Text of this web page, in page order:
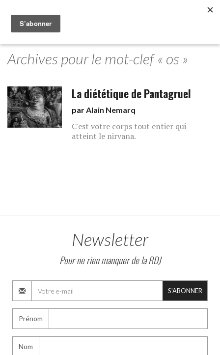
Archives pour le mot-clef « os »
La diététique de Pantagruel
parAlain Nemarq
C'est votre corps tout entier qui
atteint le nirvana.
Newsletter
Pour ne rien manquer de la RDJ
S'ABONNER
Prénom
Nom